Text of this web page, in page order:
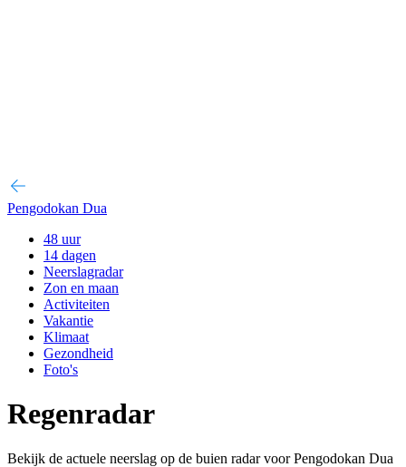
Pengodokan Dua
48 uur
14 dagen
Neerslagradar
Zon en maan
Activiteiten
Vakantie
Klimaat
Gezondheid
Foto's
Regenradar
Bekijk de actuele neerslag op de buien radar voor Pengodokan Dua